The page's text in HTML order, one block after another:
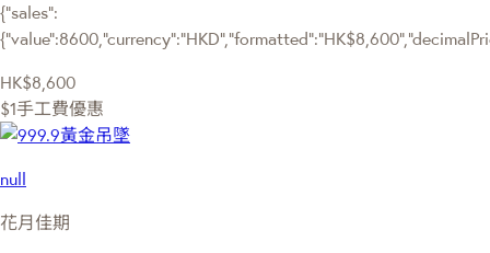
{"sales":
HK$8,600
$1手工費優惠
null
花月佳期